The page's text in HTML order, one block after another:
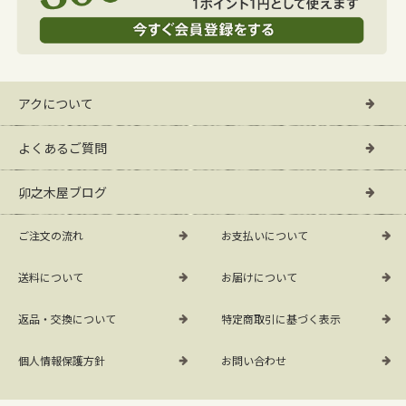
アクについて
よくあるご質問
卯之木屋ブログ
ご注文の流れ お支払いについて
送料について お届けについて
返品・交換について 特定商取引に基づく表示
個人情報保護方針 お問い合わせ